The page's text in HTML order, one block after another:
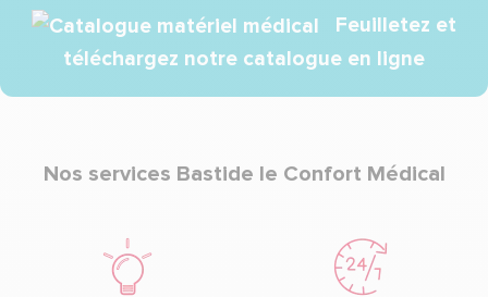
Feuilletez et
téléchargez notre catalogue en ligne
Nos services Bastide le Confort Médical